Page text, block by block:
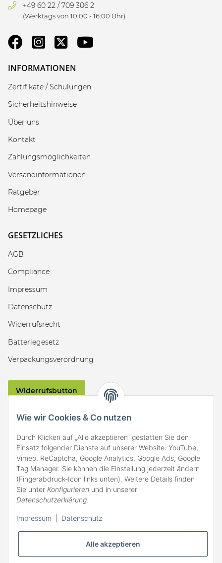
Alle akzeptieren
Wie wir Cookies & Co nutzen
Durch Klicken auf „Alle akzeptieren“ gestatten Sie den
Einsatz folgender Dienste auf unserer Website: YouTube,
Vimeo, ReCaptcha, Google Analytics, Google Ads, Google
Tag Manager. Sie können die Einstellung jederzeit ändern
(Fingerabdruck-Icon links unten). Weitere Details finden
Sie unter Konfigurieren und in unserer
Datenschutzerklärung.
Impressum Datenschutz
+49 60 22 / 709 306 2
(Werktags von 10:00 - 16:00 Uhr)
INFORMATIONEN
Zertifikate / Schulungen
Sicherheitshinweise
Über uns
Kontakt
Zahlungsmöglichkeiten
Versandinformationen
Ratgeber
Homepage
GESETZLICHES
AGB
Compliance
Impressum
Datenschutz
Widerrufsrecht
Batteriegesetz
Verpackungsverordnung
Widerrufsbutton
ZAHLARTEN